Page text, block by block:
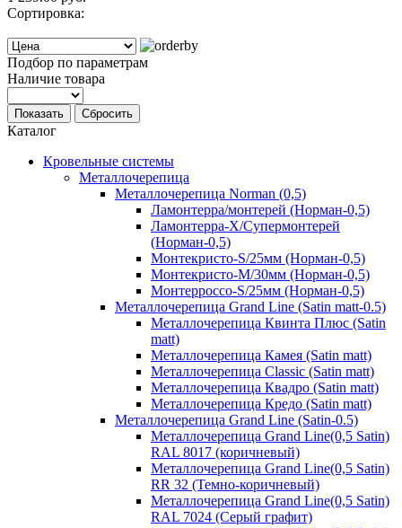
Сортировка:
Подбор по параметрам
Наличие товара
Показать Сбросить
Каталог
Кровельные системы
Металлочерепица
Металлочерепица Norman (0,5)
Ламонтерра/монтерей (Норман-0,5)
Ламонтерра-Х/Супермонтерей
(Норман-0,5)
Монтекристо-S/25мм (Норман-0,5)
Монтекристо-M/30мм (Норман-0,5)
Монтерроссо-S/25мм (Норман-0,5)
Металлочерепица Grand Line (Satin matt-0.5)
Металлочерепица Квинта Плюс (Satin
matt)
Металлочерепица Камея (Satin matt)
Металлочерепица Classic (Satin matt)
Металлочерепица Квадро (Satin matt)
Металлочерепица Кредо (Satin matt)
Металлочерепица Grand Line (Satin-0.5)
Металлочерепица Grand Line(0,5 Satin)
RAL 8017 (коричневый)
Металлочерепица Grand Line(0,5 Satin)
RR 32 (Темно-коричневый)
Металлочерепица Grand Line(0,5 Satin)
RAL 7024 (Серый графит)